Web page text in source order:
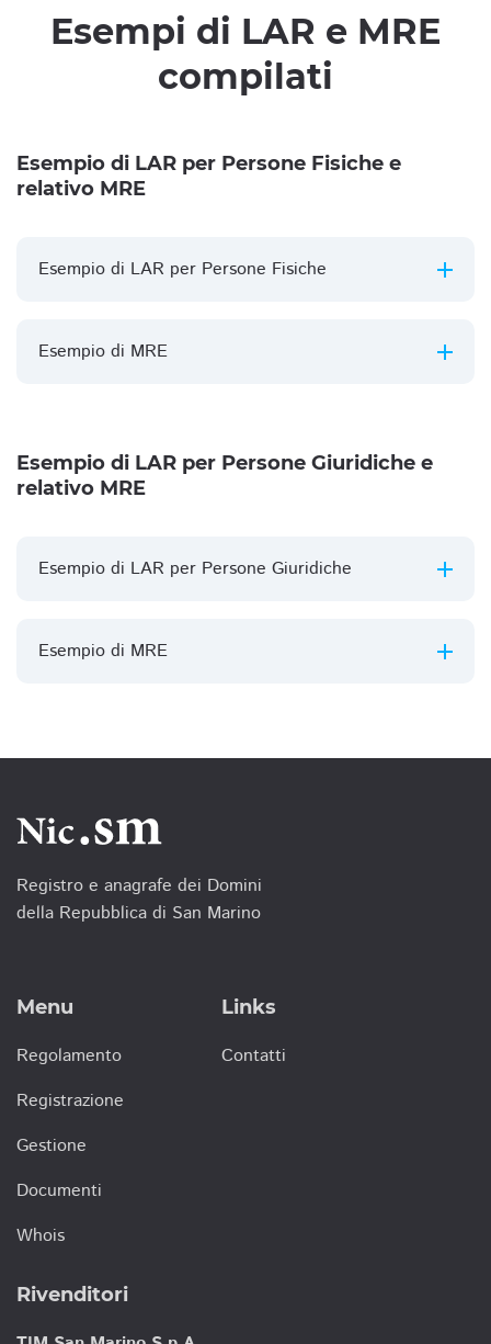
Esempi di LAR e MRE
compilati
Esempio di LAR per Persone Fisiche e
relativo MRE
Esempio di LAR per Persone Fisiche
Esempio di MRE
Esempio di LAR per Persone Giuridiche e
relativo MRE
Esempio di LAR per Persone Giuridiche
Esempio di MRE
Registro e anagrafe dei Domini
della Repubblica di San Marino
Menu
Regolamento
Registrazione
Gestione
Documenti
Whois
Links
Contatti
Rivenditori